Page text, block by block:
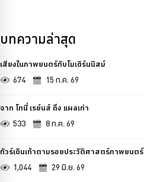
บทความล่าสุด
เสียงในภาพยนตร์กับโมเดิร์นนิสม์
674 15 ก.ค. 69
จาก โทนี่ เรย์นส์ ถึง แผลเก่า
533 8 ก.ค. 69
ทัวร์เดินเท้าตามรอยประวัติศาสตร์ภาพยนต
1,044 29 มิ.ย. 69